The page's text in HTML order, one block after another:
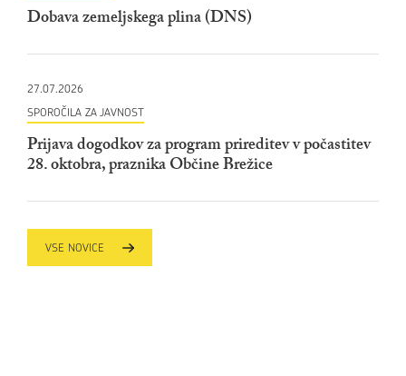
Dobava zemeljskega plina (DNS)
27.07.2026
SPOROČILA ZA JAVNOST
Prijava dogodkov za program prireditev v počastitev
28. oktobra, praznika Občine Brežice
VSE NOVICE